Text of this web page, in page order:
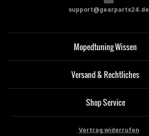
support@gearparts24.de
Mopedtuning Wissen
Versand & Rechtliches
Shop Service
Vertrag widerrufen